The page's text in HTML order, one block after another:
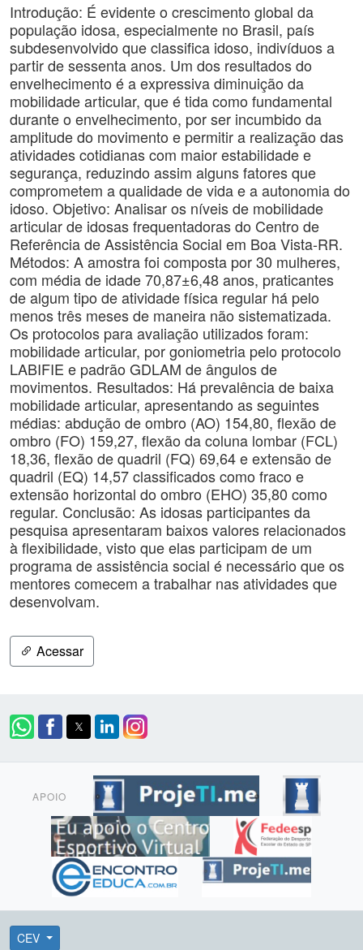
Introdução: É evidente o crescimento global da
população idosa, especialmente no Brasil, país
subdesenvolvido que classifica idoso, indivíduos a
partir de sessenta anos. Um dos resultados do
envelhecimento é a expressiva diminuição da
mobilidade articular, que é tida como fundamental
durante o envelhecimento, por ser incumbido da
amplitude do movimento e permitir a realização das
atividades cotidianas com maior estabilidade e
segurança, reduzindo assim alguns fatores que
comprometem a qualidade de vida e a autonomia do
idoso. Objetivo: Analisar os níveis de mobilidade
articular de idosas frequentadoras do Centro de
Referência de Assistência Social em Boa Vista-RR.
Métodos: A amostra foi composta por 30 mulheres,
com média de idade 70,87±6,48 anos, praticantes
de algum tipo de atividade física regular há pelo
menos três meses de maneira não sistematizada.
Os protocolos para avaliação utilizados foram:
mobilidade articular, por goniometria pelo protocolo
LABIFIE e padrão GDLAM de ângulos de
movimentos. Resultados: Há prevalência de baixa
mobilidade articular, apresentando as seguintes
médias: abdução de ombro (AO) 154,80, flexão de
ombro (FO) 159,27, flexão da coluna lombar (FCL)
18,36, flexão de quadril (FQ) 69,64 e extensão de
quadril (EQ) 14,57 classificados como fraco e
extensão horizontal do ombro (EHO) 35,80 como
regular. Conclusão: As idosas participantes da
pesquisa apresentaram baixos valores relacionados
à flexibilidade, visto que elas participam de um
programa de assistência social é necessário que os
mentores comecem a trabalhar nas atividades que
desenvolvam.
Acessar
APOIO
CEV